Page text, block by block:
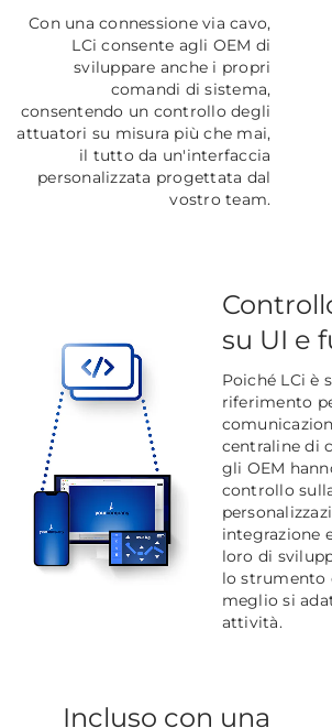
Con una connessione via cavo,
LCi consente agli OEM di
sviluppare anche i propri
comandi di sistema,
consentendo un controllo degli
attuatori su misura più che mai,
il tutto da un'interfaccia
personalizzata progettata dal
vostro team.
su UI e
Poiché LCi è
riferimento
centraline di
gli OEM
controllo
integrazione
loro di
lo strumento
meglio si
attività.
Incluso con una